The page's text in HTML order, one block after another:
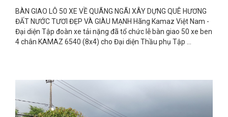
BÀN GIAO LÔ 50 XE VỀ QUÃNG NGÃI XÂY DỰNG QUÊ HƯƠNG
ĐẤT NƯỚC TƯƠI ĐẸP VÀ GIÀU MẠNH Hãng Kamaz Việt Nam -
Đại diện Tập đoàn xe tải nặng đã tổ chức lễ bàn giao 50 xe ben
4 chân KAMAZ 6540 (8x4) cho Đại diện Thầu phụ Tập ...